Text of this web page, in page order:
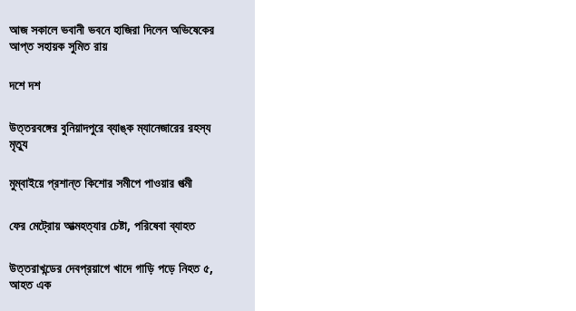
আজ সকালে ভবানী ভবনে হাজিরা দিলেন অভিষেকের
আপ্ত সহায়ক সুমিত রায়
দশে দশ
উত্তরবঙ্গের বুনিয়াদপুরে ব্যাঙ্ক ম্যানেজারের রহস্য
মৃত্যু
মুম্বাইয়ে প্রশান্ত কিশোর সমীপে পাওয়ার পত্মী
ফের মেট্রোয় আত্মহত্যার চেষ্টা, পরিষেবা ব্যাহত
উত্তরাখন্ডের দেবপ্রয়াগে খাদে গাড়ি পড়ে নিহত ৫,
আহত এক